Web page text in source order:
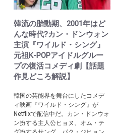
韓流の胎動期、2001年はど
んな時代?カン・ドンウォン
主演『ワイルド・シング』
元祖K-POPアイドルグルー
プの復活コメディ劇【話題
作見どころ解説】
韓国の芸能界を舞台にしたコメデ
ィ映画『ワイルド・シング』が
Netflixで配信中だ。カン・ドンウォ
ン扮する主人公ヒョヌ、オム・テ